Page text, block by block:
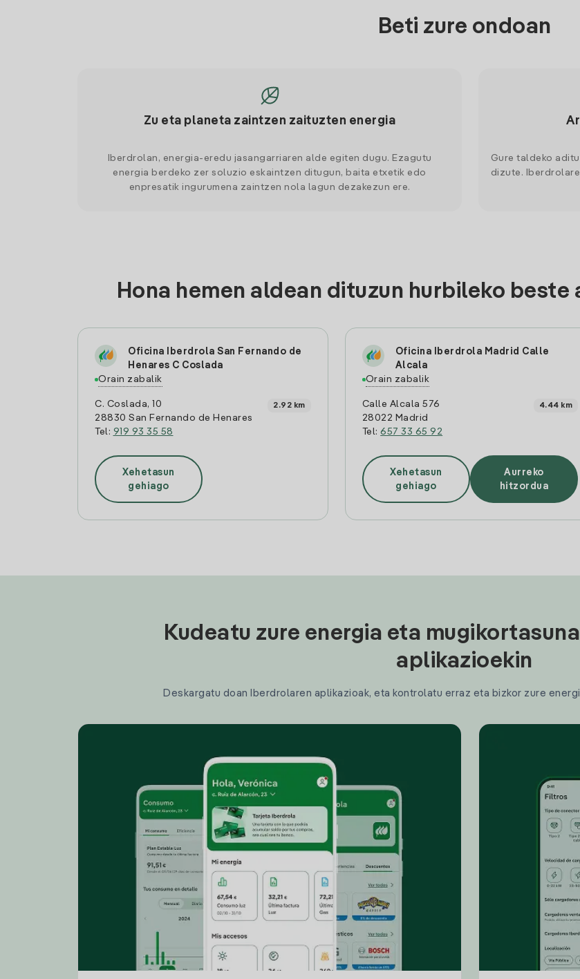
Beti zure ondoan
Zu eta planeta zaintzen zaituzten energia
Iberdrolan, energia-eredu jasangarriaren alde egiten dugu. Ezagutu
energia berdeko zer soluzio eskaintzen ditugun, baita etxetik edo
enpresatik ingurumena zaintzen nola lagun dezakezun ere.
Gure taldeko
dizute.
Hona hemen aldean dituzun hurbileko
Oficina Iberdrola San Fernando de
Henares C Coslada
Orain zabalik
C. Coslada, 10
28830 San Fernando de Henares
Tel: 919 93 35 58
2.92 km
Xehetasun
gehiago
Oficina Iberdrola Madrid Calle
Alcala
Orain zabalik
Calle Alcala 576
28022 Madrid
Tel:657 33 65 92
4.44 km
Xehetasun
gehiago
Aurreko
hitzordua
Kudeatu zure energia eta
aplikazioekin
Deskargatu doan Iberdrolaren aplikazioak, eta kontrolatu erraz eta bizkor zure